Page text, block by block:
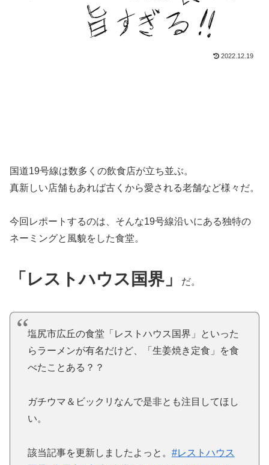
2022.12.19
国道19号線は数多くの飲食店が立ち並ぶ。
真新しい店舗もあれば古くから愛される老舗など様々だ。
今回レポートするのは、そんな19号線沿いにある独特の
ネーミングと風貌をした食堂。
「レストハウス国界」 だ。
塩尻市広丘の食堂「レストハウス国界」といった
らラーメンが有名だけど、「生姜焼き定食」を食
べたことある？？
ガチウマ＆ビックリなんで是非とも注目してほし
い。
該当記事を更新しましたよっと。 #レストハウス